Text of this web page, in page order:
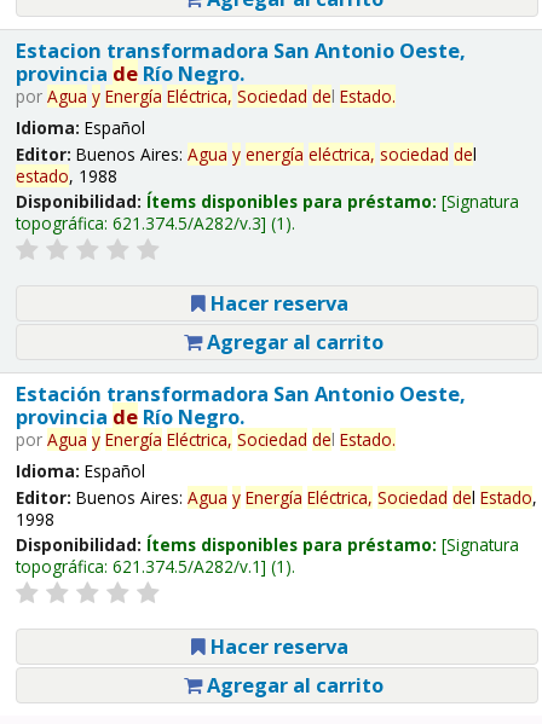
Estacion transformadora San Antonio Oeste,
provincia deRío Negro.
por Agua y Energía Eléctrica, Sociedad del Estado.
Idioma: Español
Editor: Buenos Aires: Agua y energía eléctrica, sociedad del
estado, 1988
Disponibilidad: Ítems disponibles para préstamo: Signatura
topográfica: 621.374.5/A282/v.3 (1).
Hacer reserva
Agregar al carrito
Estación transformadora San Antonio Oeste,
provincia deRío Negro.
por Agua y Energía Eléctrica, Sociedad del Estado.
Idioma: Español
Editor: Buenos Aires: Agua y Energía Eléctrica, Sociedad del Estado,
1998
Disponibilidad: Ítems disponibles para préstamo: Signatura
topográfica: 621.374.5/A282/v.1 (1).
Hacer reserva
Agregar al carrito